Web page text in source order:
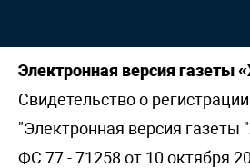
Электронная версия газеты
Свидетельство о
"Электронная версия
ФС 77 - 71258 от 10 октября